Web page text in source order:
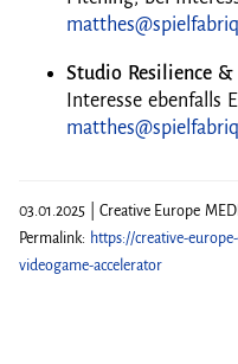
Studio Resilience
Interesse ebenfalls
03.01.2025 | Creative Europe
Permalink: https://creative-
videogame-accelerator